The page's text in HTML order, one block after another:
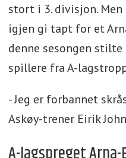
stort i 3. divisjon.
igjen gi tapt for et
denne sesongen
spillere fra A-
- Jeg er forbannet
Askøy-trener Eirik